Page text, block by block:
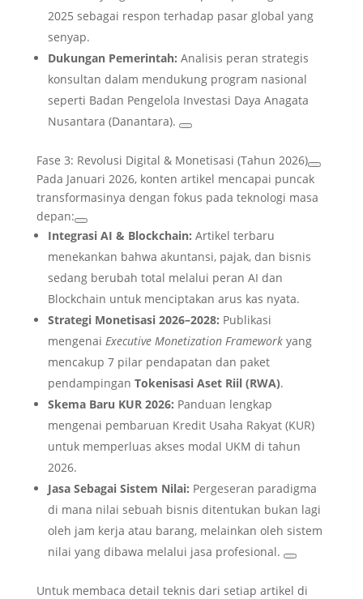
2025 sebagai respon terhadap pasar global yang
senyap.
Dukungan Pemerintah: Analisis peran strategis
konsultan dalam mendukung program nasional
seperti Badan Pengelola Investasi Daya Anagata
Nusantara (Danantara).
Fase 3: Revolusi Digital & Monetisasi (Tahun 2026)
Pada Januari 2026, konten artikel mencapai puncak
transformasinya dengan fokus pada teknologi masa
depan:
Integrasi AI & Blockchain: Artikel terbaru
menekankan bahwa akuntansi, pajak, dan bisnis
sedang berubah total melalui peran AI dan
Blockchain untuk menciptakan arus kas nyata.
Strategi Monetisasi 2026–2028: Publikasi
mengenai Executive Monetization Frameworkyang
mencakup 7 pilar pendapatan dan paket
pendampingan Tokenisasi Aset Riil (RWA).
Skema Baru KUR 2026: Panduan lengkap
mengenai pembaruan Kredit Usaha Rakyat (KUR)
untuk memperluas akses modal UKM di tahun
2026.
Jasa Sebagai Sistem Nilai: Pergeseran paradigma
di mana nilai sebuah bisnis ditentukan bukan lagi
oleh jam kerja atau barang, melainkan oleh sistem
nilai yang dibawa melalui jasa profesional.
Untuk membaca detail teknis dari setiap artikel di